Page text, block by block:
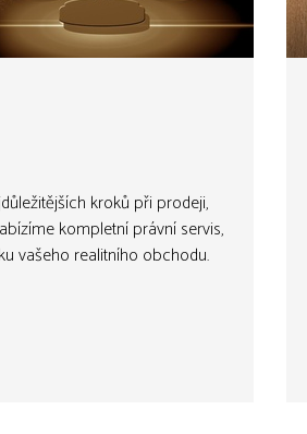
kroků při prodeji,
kompletní právní servis,
vašeho realitního obchodu.